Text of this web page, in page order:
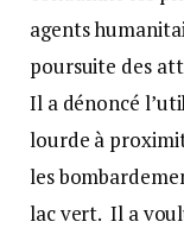
agents
poursuite des
Il a dénoncé
lourde à
les
lac vert. Il a